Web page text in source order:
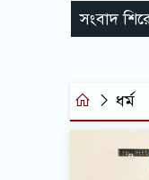
সংবাদ
ধর্ম